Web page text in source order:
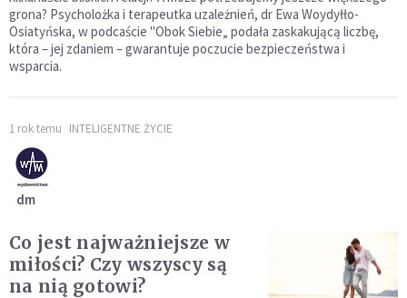
grona? Psycholożka i terapeutka uzależnień, dr Ewa Woydyłło-
Osiatyńska, w podcaście "Obok Siebie„ podała zaskakującą liczbę,
która – jej zdaniem – gwarantuje poczucie bezpieczeństwa i
wsparcia.
1 rok temu INTELIGENTNE ŻYCIE
dm
Co jest najważniejsze w
miłości? Czy wszyscy są
na nią gotowi?